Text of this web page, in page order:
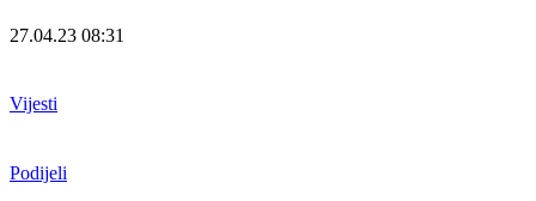
27.04.23 08:31
Vijesti
Podijeli